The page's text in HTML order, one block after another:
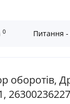
0 Питання -
оборотів,